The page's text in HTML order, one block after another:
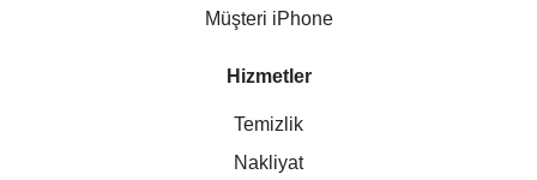
Müşteri iPhone
Hizmetler
Temizlik
Nakliyat